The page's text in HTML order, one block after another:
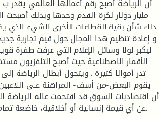
مليار دولار لكرة القدم وحدها وبدلك
دلك شأن بقية القطاعات الأخرى الشيء الذي
و إعادة تنظيم هدا المجال حول قيم تجارية
ليكبر لولا وسائل الإعلام التي عرفت طفرة
الأقمار الاصطناعية حيث أصبح التلفزيون
تدر أموالا كثيرة . ويتحول أبطال الرياضة
يقوم البعض-من أسف- المراهنة على اللاعبين
أن اقتصاديات السوق قد اقتحمت عالم الرياضة
عن أي قيمة إنسانية أو أخلاقية، خاضعة تماما لآليات السوق والعرض والطلب.